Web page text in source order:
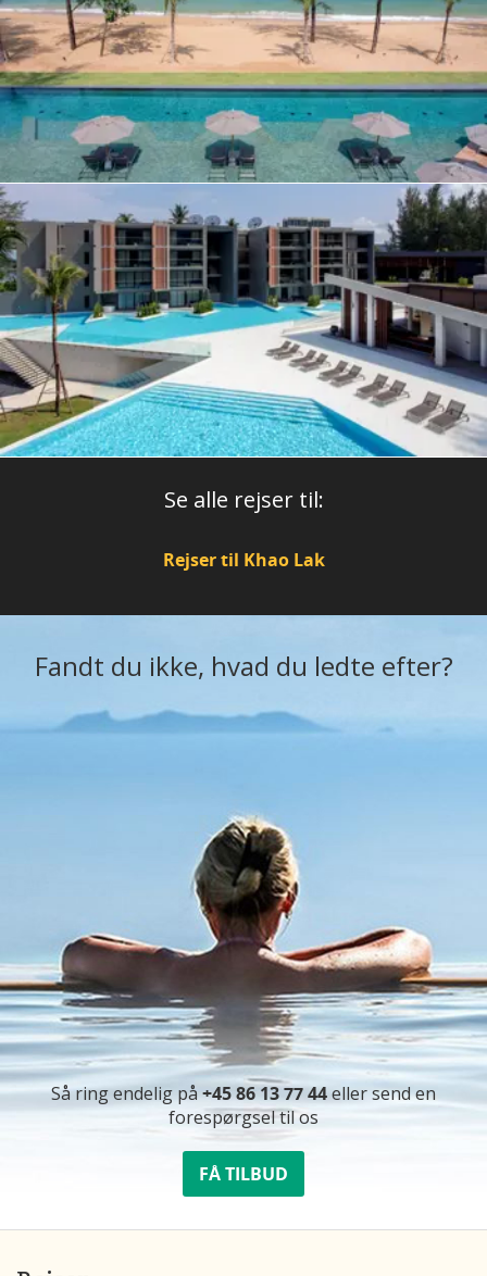
Se alle rejser til:
Rejser til Khao Lak
Fandt du ikke, hvad du ledte efter?
Så ring endelig på +45 86 13 77 44eller send en
forespørgsel til os
FÅ TILBUD